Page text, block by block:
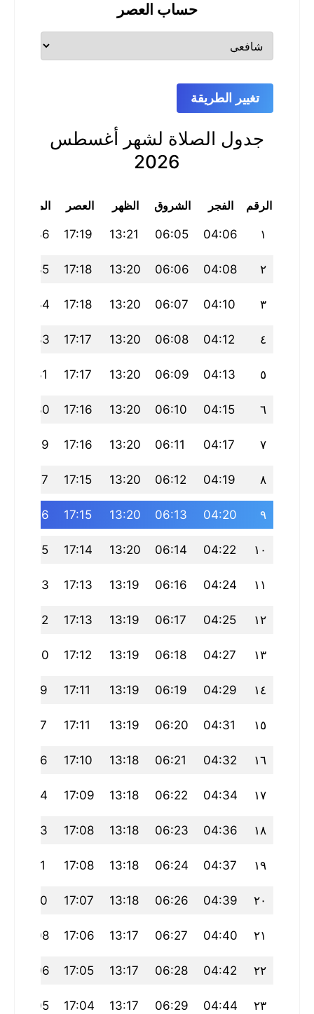
حساب العصر
تغيير الطريقة
جدول الصلاة لشهر أغسطس
2026
الرقم الفجر الشروق الظهر العصر المغرب
١ 04:06
06:05
13:21
17:19
20:36
٢ 04:08
06:06
13:20
17:18
20:35
٣ 04:10
06:07
13:20
17:18
20:34
٤ 04:12
06:08
13:20
17:17
20:33
٥ 04:13
06:09
13:20
17:17
20:31
٦ 04:15
06:10
13:20
17:16
20:30
٧ 04:17
06:11
13:20
17:16
20:29
٨ 04:19
06:12
13:20
17:15
20:27
٩ 04:20
06:13
13:20
17:15
20:26
١٠ 04:22
06:14
13:20
17:14
20:25
١١ 04:24
06:16
13:19
17:13
20:23
١٢ 04:25
06:17
13:19
17:13
20:22
١٣ 04:27
06:18
13:19
17:12
20:20
١٤ 04:29
06:19
13:19
17:11
20:19
١٥ 04:31
06:20
13:19
17:11
20:17
١٦ 04:32
06:21
13:18
17:10
20:16
١٧ 04:34
06:22
13:18
17:09
20:14
١٨ 04:36
06:23
13:18
17:08
20:13
١٩ 04:37
06:24
13:18
17:08
20:11
٢٠ 04:39
06:26
13:18
17:07
20:10
٢١ 04:40
06:27
13:17
17:06
20:08
٢٢ 04:42
06:28
13:17
17:05
20:06
٢٣ 04:44
06:29
13:17
17:04
20:05